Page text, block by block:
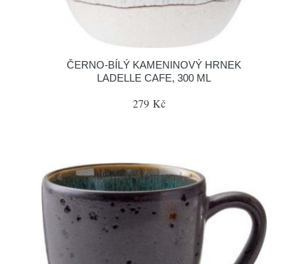
ČERNO-BÍLÝ KAMENINOVÝ HRNEK
LADELLE CAFE, 300 ML
279 Kč